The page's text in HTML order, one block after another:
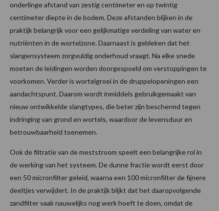
onderlinge afstand van zestig centimeter en op twintig
centimeter diepte in de bodem. Deze afstanden blijken in de
praktijk belangrijk voor een gelijkmatige verdeling van water en
nutriënten in de wortelzone. Daarnaast is gebleken dat het
slangensysteem zorgvuldig onderhoud vraagt. Na elke snede
moeten de leidingen worden doorgespoeld om verstoppingen te
voorkomen. Verder is wortelgroei in de druppelopeningen een
aandachtspunt. Daarom wordt inmiddels gebruikgemaakt van
nieuw ontwikkelde slangtypes, die beter zijn beschermd tegen
indringing van grond en wortels, waardoor de levensduur en
betrouwbaarheid toenemen.
Ook de filtratie van de meststroom speelt een belangrijke rol in
de werking van het systeem. De dunne fractie wordt eerst door
een 50 micronfilter geleid, waarna een 100 micronfilter de fijnere
deeltjes verwijdert. In de praktijk blijkt dat het daaropvolgende
zandfilter vaak nauwelijks nog werk hoeft te doen, omdat de